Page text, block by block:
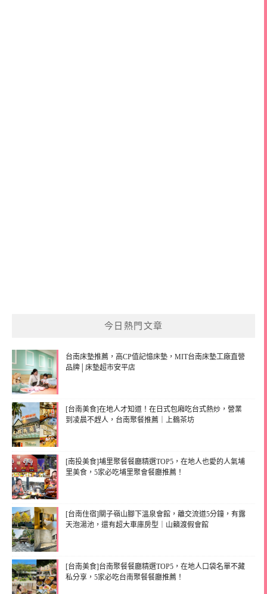
今日熱門文章
台南床墊推薦，高CP值記憶床墊，MIT台南床墊工廠直營
品牌│床墊超市安平店
[台南美食]在地人才知道！在日式包廂吃台式熱炒，營業
到凌晨不趕人，台南聚餐推薦｜上鶴茶坊
[南投美食]埔里聚餐餐廳精選TOP5，在地人也愛的人氣埔
里美食，5家必吃埔里聚會餐廳推薦！
[台南住宿]關子嶺山腳下溫泉會館，離交流道5分鐘，有露
天泡湯池，還有超大車庫房型｜山籟渡假會館
[台南美食]台南聚餐餐廳精選TOP5，在地人口袋名單不藏
私分享，5家必吃台南聚餐餐廳推薦！